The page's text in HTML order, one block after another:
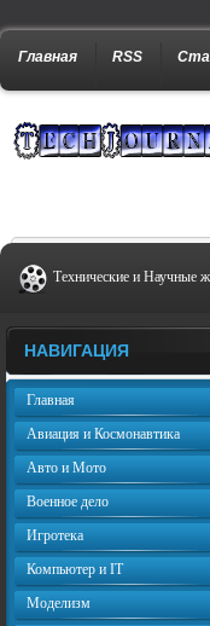
Главная RSS
Технические и Научные
НАВИГАЦИЯ
Главная
Авиация и Космонавтика
Авто и Мото
Военное дело
Игротека
Компьютер и IT
Моделизм